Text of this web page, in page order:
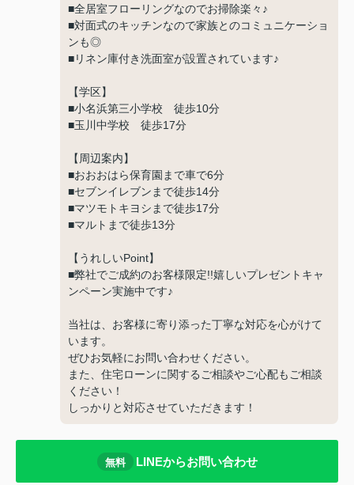
■全居室フローリングなのでお掃除楽々♪
■対面式のキッチンなので家族とのコミュニケーショ
ンも◎
■リネン庫付き洗面室が設置されています♪
【学区】
■小名浜第三小学校 徒歩10分
■玉川中学校 徒歩17分
【周辺案内】
■おおおはら保育園まで車で6分
■セブンイレブンまで徒歩14分
■マツモトキヨシまで徒歩17分
■マルトまで徒歩13分
【うれしいPoint】
■弊社でご成約のお客様限定!!嬉しいプレゼントキャ
ンペーン実施中です♪
当社は、お客様に寄り添った丁寧な対応を心がけて
います。
ぜひお気軽にお問い合わせください。
また、住宅ローンに関するご相談やご心配もご相談
ください！
しっかりと対応させていただきます！
無料 LINEからお問い合わせ